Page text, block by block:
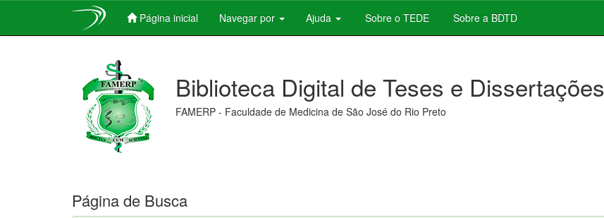
Página inicial Navegar por Ajuda Sobre o TEDE Sobre a BDTD
Biblioteca Digital de Teses e Dissertações
FAMERP - Faculdade de Medicina de São José do Rio Preto
Página de Busca